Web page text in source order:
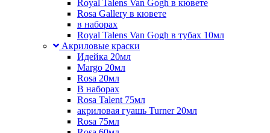
Royal Talens Van Gogh в кювете
Rosa Gallery в кювете
в наборах
Royal Talens Van Gogh в тубах 10мл
Акриловые краски
Идейка 20мл
Margo 20мл
Rosa 20мл
В наборах
Rosa Talent 75мл
акриловая гуашь Turner 20мл
Rosa 75мл